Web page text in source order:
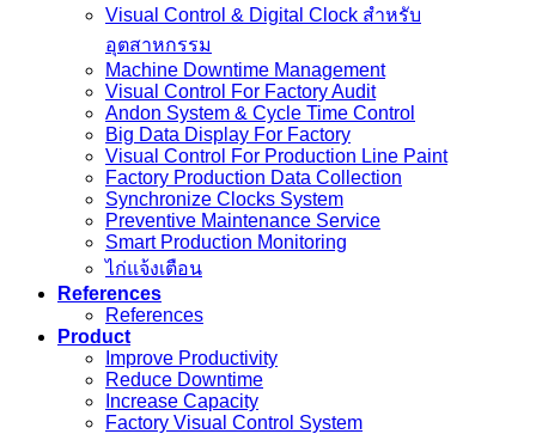
Visual Control & Digital Clock สำหรับ
อุตสาหกรรม
Machine Downtime Management
Visual Control For Factory Audit
Andon System & Cycle Time Control
Big Data Display For Factory
Visual Control For Production Line Paint
Factory Production Data Collection
Synchronize Clocks System
Preventive Maintenance Service
Smart Production Monitoring
ไก่แจ้งเตือน
References
References
Product
Improve Productivity
Reduce Downtime
Increase Capacity
Factory Visual Control System